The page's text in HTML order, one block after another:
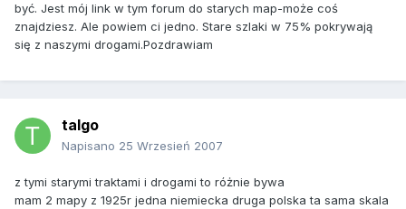
być. Jest mój link w tym forum do starych map-może coś
znajdziesz. Ale powiem ci jedno. Stare szlaki w 75% pokrywają
się z naszymi drogami.Pozdrawiam
talgo
Napisano 25 Wrzesień 2007
z tymi starymi traktami i drogami to różnie bywa
mam 2 mapy z 1925r jedna niemiecka druga polska ta sama skala